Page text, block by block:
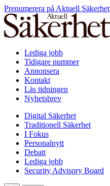
Prenumerera på Aktuell Säkerhet
Lediga jobb
Tidigare nummer
Annonsera
Kontakt
Läs tidningen
Nyhetsbrev
Digital Säkerhet
Traditionell Säkerhet
I Fokus
Personalnytt
Debatt
Lediga jobb
Security Advisory Board